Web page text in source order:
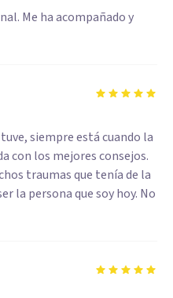
Me ha acompañado y
siempre está cuando la
con los mejores consejos.
traumas que tenía de la
la persona que soy hoy. No